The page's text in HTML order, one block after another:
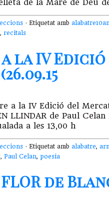
de la Mare de Déu
· Etiquetat amb
, recitals
a la IV
a la IV Edició del
LLINDAR de Paul
a les 13,00 h
· Etiquetat amb alabatre,
, Paul Celan, poesia
FLOR de